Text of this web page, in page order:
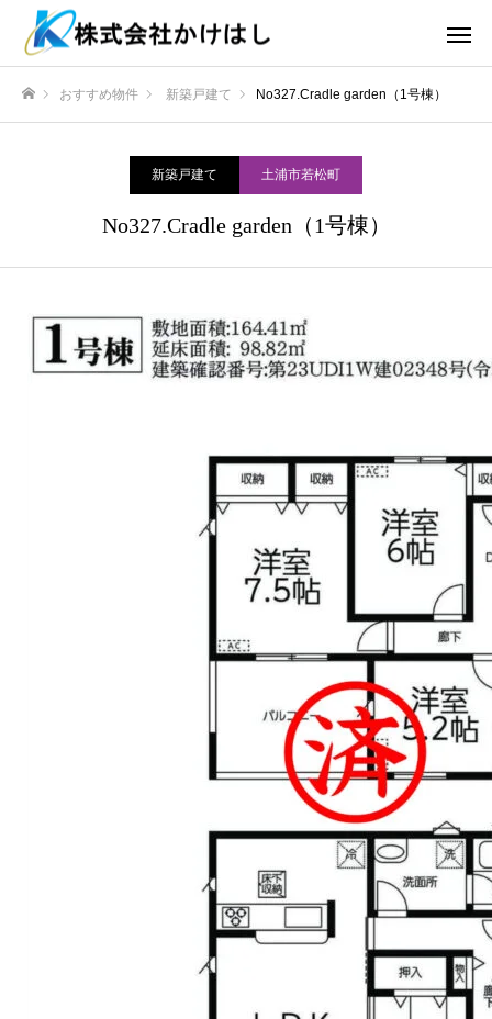
おすすめ物件 新築戸建て No327.Cradle garden（1号棟）
新築戸建て 土浦市若松町
No327.Cradle garden（1号棟）